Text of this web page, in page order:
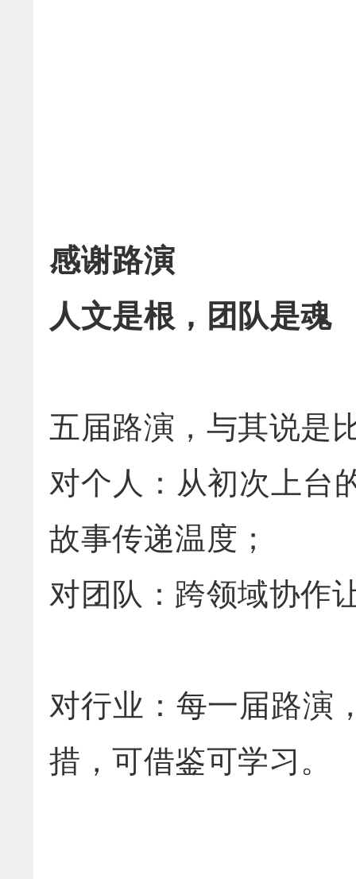
感谢路演
人文是根，团队是魂
五届路演，与其说是
对个人：从初次上台
故事传递温度；
对团队：跨领域协作
对行业：每一届路演
措，可借鉴可学习。